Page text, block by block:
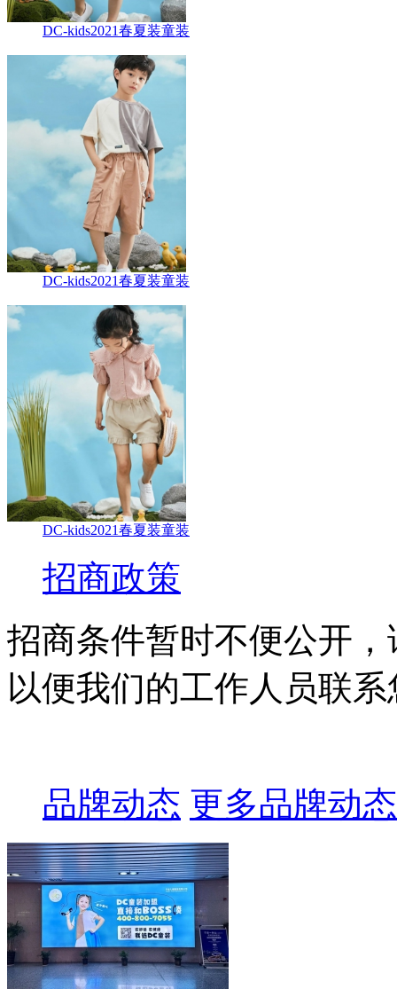
DC-kids2021春夏装童装
DC-kids2021春夏装童装
DC-kids2021春夏装童装
招商政策
招商条件暂时不便公开
以便我们的工作人员联
品牌动态 更多品牌动态